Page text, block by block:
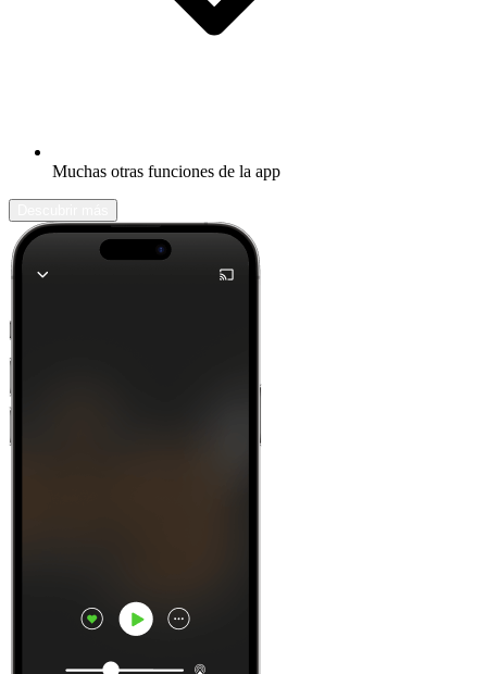
Muchas otras funciones de la app